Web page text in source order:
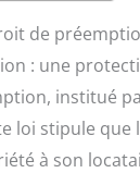
de
: une
institué
loi stipule que
à son